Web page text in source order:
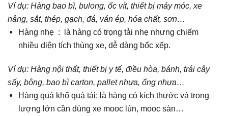
Ví dụ: Hàng bao bì, bulong, ốc vít, thiết bị máy móc, xe
nâng, sắt, thép, gạch, đá, ván ép, hóa chất, sơn…
Hàng nhẹ : là hàng có trọng tải nhẹ nhưng chiếm
nhiều diện tích thùng xe, dễ dàng bốc xếp.
Ví dụ: Hàng nội thất, thiết bị y tế, điều hòa, bánh, trái cây
sấy, bông, bao bì carton, pallet nhựa, ống nhựa…
Hàng quá khổ quá tải: là hàng có kích thước và trọng
lượng lớn cần dùng xe mooc lùn, mooc sàn…